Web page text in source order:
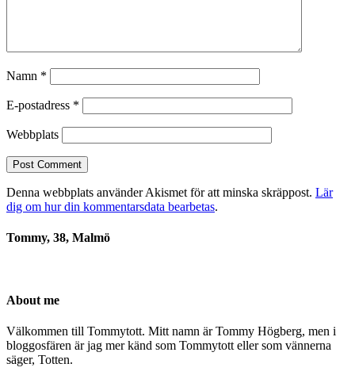
Namn *
E-postadress *
Webbplats
Denna webbplats använder Akismet för att minska skräppost. Lär
dig om hur din kommentarsdata bearbetas.
Tommy, 38, Malmö
About me
Välkommen till Tommytott. Mitt namn är Tommy Högberg, men i
bloggosfären är jag mer känd som Tommytott eller som vännerna
säger, Totten.